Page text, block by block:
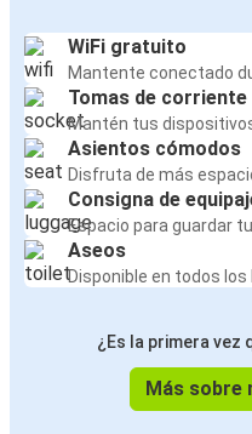
WiFi gratuito
Mantente conectado
Tomas de corriente
Mantén tus
Asientos cómodos
Disfruta de más
Consigna de
Espacio para guardar
Aseos
Disponible en todos los
¿Es la primera vez
Más sobre